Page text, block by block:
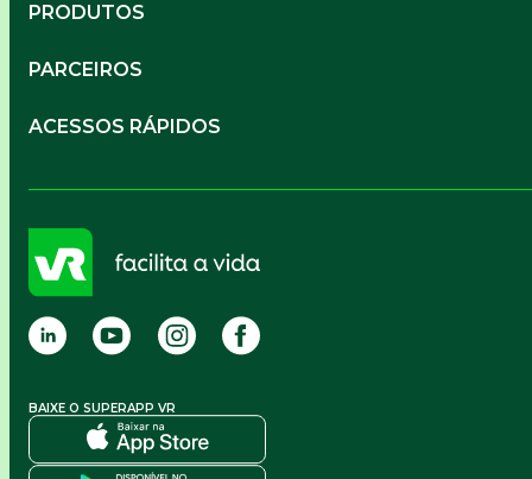
PRODUTOS
Benefícios
Soluções Financeiras
Compre Online
PARCEIROS
Parceiro VR
APP VR Estabelecimentos
ACESSOS RÁPIDOS
Sou empresa
FAQ
Termos de Uso
BAIXE O SUPERAPP VR